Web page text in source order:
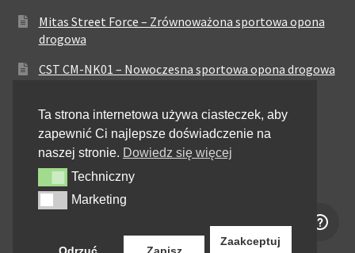
Mitas Street Force – Zrównoważona sportowa opona
drogowa
CST CM-NK01 – Nowoczesna sportowa opona drogowa
zrównoważonych osiągach
Pirelli City Demon – Niezawodność w codziennej
jeździe miejskiej
Metzeler Perfect ME77 – Klasyczna opona o
zrównoważonych właściwościach
Ta strona internetowa używa ciasteczek, aby
zapewnić Ci najlepsze doświadczenie na
naszej stronie. Dowiedz się więcej
Techniczny
Techniczny
MarketingMarketing
Zaakceptuj